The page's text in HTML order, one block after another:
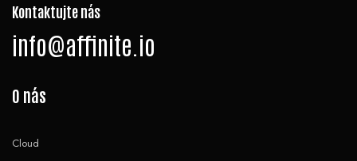
Kontaktujte nás
info@affinite.io
O nás
Cloud